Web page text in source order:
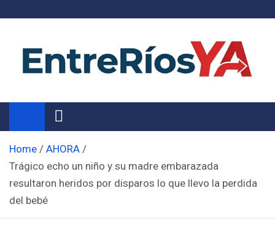
Noticias de Entre Ríos
Información de toda la provincia ahora
Home
AHORA
Trágico echo un niño y su madre embarazada
resultaron heridos por disparos lo que llevo la perdida
del bebé